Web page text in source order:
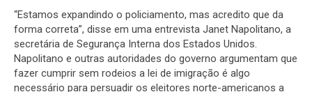
“Estamos expandindo o policiamento, mas acredito que da
forma correta”, disse em uma entrevista Janet Napolitano, a
secretária de Segurança Interna dos Estados Unidos.
Napolitano e outras autoridades do governo argumentam que
fazer cumprir sem rodeios a lei de imigração é algo
necessário para persuadir os eleitores norte-americanos a